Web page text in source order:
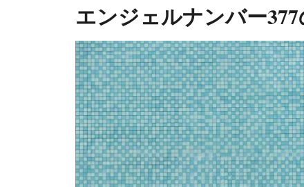
エンジェルナンバー